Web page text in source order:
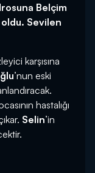
Belçim
Sevilen
karşısına
’nun eski
hastalığı
Selin’in